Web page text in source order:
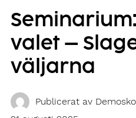
valet –
väljarna
Publicerat av